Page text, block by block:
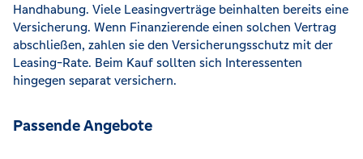
Handhabung. Viele Leasingverträge beinhalten bereits eine
Versicherung. Wenn Finanzierende einen solchen Vertrag
abschließen, zahlen sie den Versicherungsschutz mit der
Leasing-Rate. Beim Kauf sollten sich Interessenten
hingegen separat versichern.
Passende Angebote